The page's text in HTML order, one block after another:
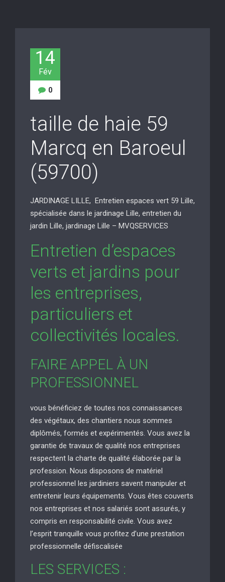
14
Fév
0
taille de haie 59
Marcq en Baroeul
(59700)
JARDINAGE LILLE, Entretien espaces vert 59 Lille,
spécialisée dans le jardinage Lille, entretien du
jardin Lille, jardinage Lille – MVQSERVICES
Entretien d’espaces
verts et jardins pour
les entreprises,
particuliers et
collectivités locales.
FAIRE APPEL À UN
PROFESSIONNEL
vous bénéficiez de toutes nos connaissances
des végétaux, des chantiers nous sommes
diplômés, formés et expérimentés. Vous avez la
garantie de travaux de qualité nos entreprises
respectent la charte de qualité élaborée par la
profession. Nous disposons de matériel
professionnel les jardiniers savent manipuler et
entretenir leurs équipements. Vous êtes couverts
nos entreprises et nos salariés sont assurés, y
compris en responsabilité civile. Vous avez
l’esprit tranquille vous profitez d’une prestation
professionnelle défiscalisée
LES SERVICES :